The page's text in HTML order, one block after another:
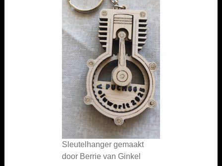
Sleutelhanger gemaakt
door Berrie van Ginkel